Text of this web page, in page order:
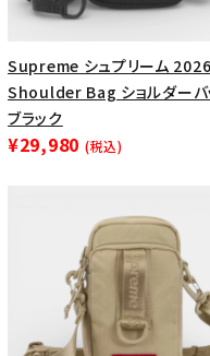
Supreme シュプリーム
Shoulder Bag ショルダーバ
ブラック
¥29,980 (税込)